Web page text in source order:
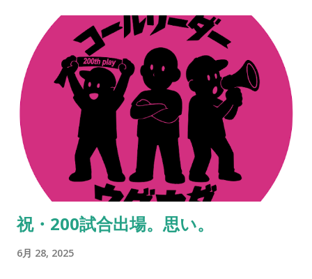
う。 ステッカーの画像をSNSでアップしてくれているのを見
る。ふと胸が熱くなる。やってきたことや、やり続けてきたこ
との全てが、正しいものではないことも重々理解をしているつ
もりだ。 だけどそれらは、決して間違ってもいなかったのだな
とも思えて、人間的なつながりに感謝してしまう日々。その輪
がここまで大きくなり、そしてここからも更に大きくなってい
くはずだ。 だから、続けられるだけ続けよう。昔ある人に言わ
れた言葉。「『継続は力なり』とか言うがあれは嘘や。ほんま
は『共に継続する仲間がいることは力なり』なんや」。これ、
まさに本質。 ※ステッカーはイバのところにも若干あるので、
もし手に入らなかった方は、スタジアムやお店などで見かけた
りますよね。 NEVER STOP,NEVER GIVE UP
祝・200試合出場。思い。
6月 28, 2025